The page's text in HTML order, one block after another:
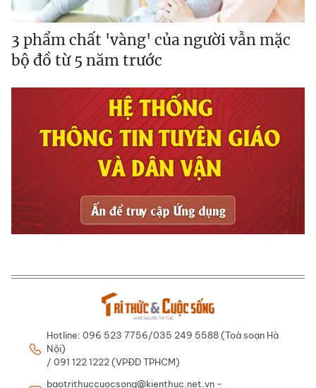
3 phẩm chất 'vàng' của người vẫn mặc
bộ đồ từ 5 năm trước
Hotline: 096 523 7756/035 249 5588 (Toà soạn Hà
Nội)
/ 091 122 1222 (VPĐD TPHCM)
baotrithuccuocsong@kienthuc.net.vn -